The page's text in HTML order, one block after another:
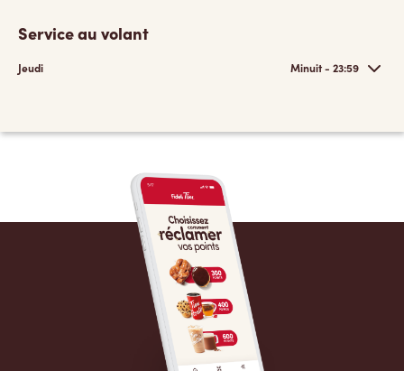
Service au volant
Jeudi Minuit - 23:59